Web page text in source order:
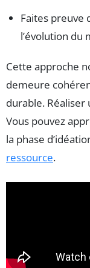
Faites preuve
l’évolution du
Cette approche
demeure
durable.
Vous pouvez
la phase
ressource.